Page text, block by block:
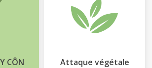
CÔN
Attaque végétale